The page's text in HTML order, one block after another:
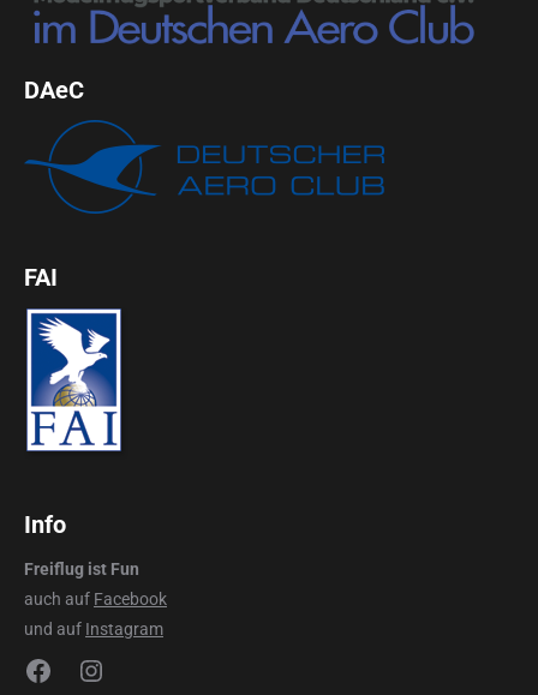
DAeC
FAI
Info
Freiflug ist Fun
auch auf Facebook
und auf Instagram
FacebookInstagram